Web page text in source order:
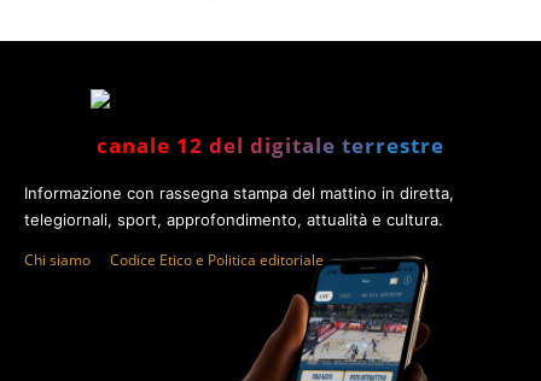
canale 12 del digitale terrestre
Informazione con rassegna stampa del mattino in diretta,
telegiornali, sport, approfondimento, attualità e cultura.
Chi siamo Codice Etico e Politica editoriale